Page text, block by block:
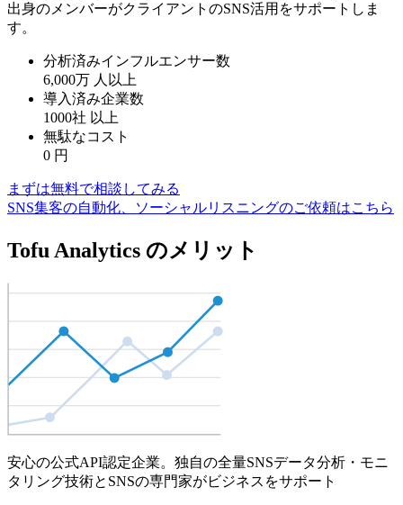
出身のメンバーがクライアントのSNS活用をサポートしま
す。
分析済みインフルエンサー数
6,000万 人以上
導入済み企業数
1000社 以上
無駄なコスト
0 円
まずは無料で相談してみる
SNS集客の自動化、ソーシャルリスニングのご依頼はこちら
Tofu Analytics のメリット
安心の公式API認定企業。独自の全量SNSデータ分析・モニ
タリング技術とSNSの専門家がビジネスをサポート